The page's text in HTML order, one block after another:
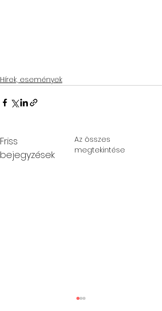
Hírek, események
Friss
bejegyzések
Az összes
megtekintése